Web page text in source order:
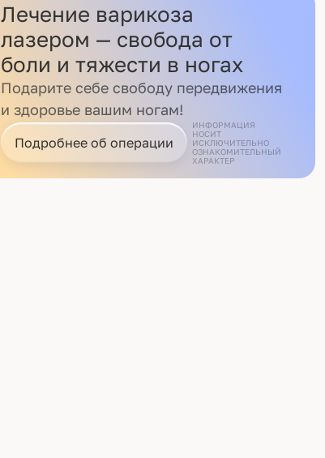
Лечение варикоза
лазером — свобода от
боли и тяжести в ногах
Подарите себе свободу передвижения
и здоровье вашим ногам!
Подробнее об операции
ИНФОРМАЦИЯ
НОСИТ
ИСКЛЮЧИТЕЛЬНО
ОЗНАКОМИТЕЛЬНЫЙ
ХАРАКТЕР